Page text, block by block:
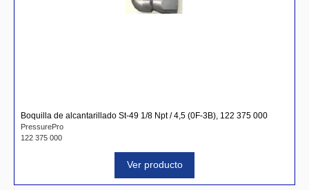
Boquilla de alcantarillado St-49 1/8 Npt / 4,5 (0F-3B), 122 375 000
PressurePro
122 375 000
Ver producto